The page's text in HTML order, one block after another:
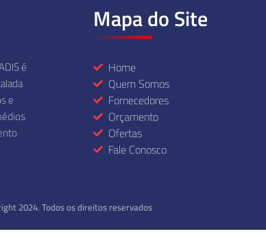
é
e
Mapa do Site
Home
Quem Somos
Fornecedores
Orçamento
Ofertas
Fale Conosco
2024. Todos os direitos reservados